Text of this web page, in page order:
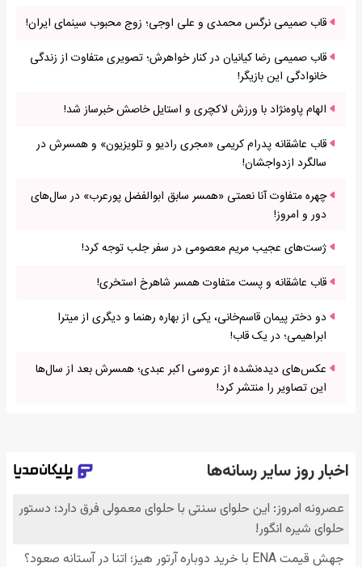
قاب صمیمی نرگس محمدی و علی اوجی؛ زوج محبوب سینمای ایران!
قاب صمیمی رضا کیانیان در کنار خواهرش؛ تصویری متفاوت از زندگی
خانوادگی این بازیگر!
الهام پاوه‌نژاد با ورزش لاکچری و استایل خاصش خبرساز شد!
قاب عاشقانه پدرام کریمی «مجری رادیو و تلویزیون» و همسرش در
سالگرد ازدواجشان!
چهره متفاوت آنا نعمتی «همسر سابق ابوالفضل پورعرب» در سال‌های
دور و امروز!
ژست‌های عجیب مریم معصومی در سفر جلب توجه کرد!
قاب عاشقانه و پست متفاوت همسر شاهرخ استخری!
دو دختر پیمان قاسم‌خانی، یکی از بهاره رهنما و دیگری از میترا
ابراهیمی؛ در یک قاب!
عکس‌های دیده‌نشده از عروسی اکبر عبدی؛ همسرش بعد از سال‌ها
این تصاویر را منتشر کرد!